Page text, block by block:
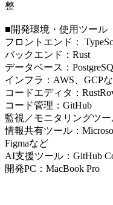
整
■開発環境・使用ツール
フロントエンド：
バックエンド：Rust
データベース：
インフラ：AWS、GCP
コードエディタ：
コード管理：GitHub
監視／モニタリングツー
情報共有ツール：
Figmaなど
AI支援ツール：GitHub
開発PC：MacBook Pro